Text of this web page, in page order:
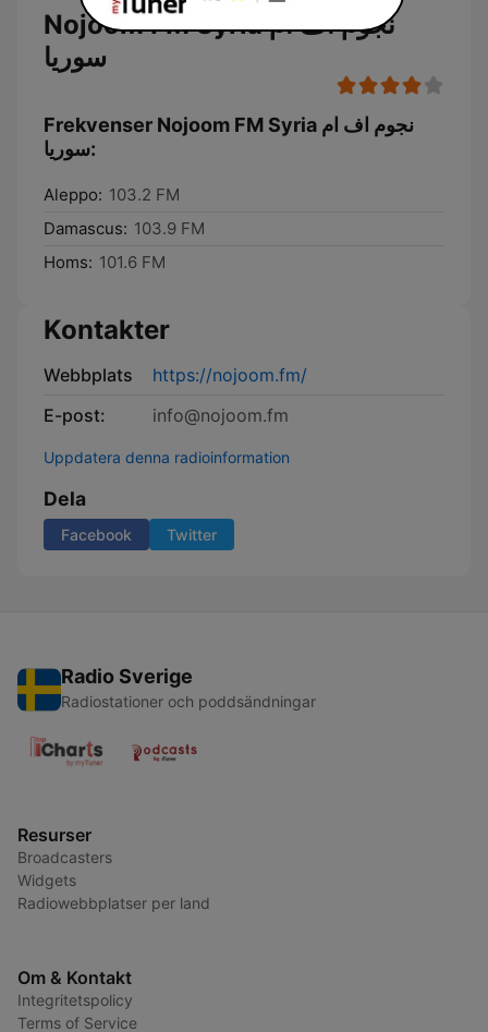
Nojoom FM Syria نجوم اف ام
سوريا
Frekvenser Nojoom FM Syria نجوم اف ام
سوريا:
Aleppo: 103.2 FM
Damascus: 103.9 FM
Homs: 101.6 FM
Kontakter
Webbplats
https://nojoom.fm/
E-post:
info@nojoom.fm
Uppdatera denna radioinformation
Dela
Facebook Twitter
Radio Sverige
Radiostationer och poddsändningar
Resurser
Broadcasters
Widgets
Radiowebbplatser per land
Om & Kontakt
Integritetspolicy
Terms of Service